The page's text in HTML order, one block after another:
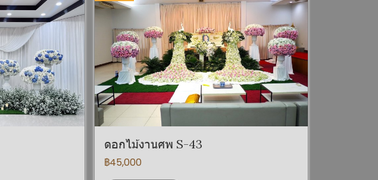
ดอกไม้งานศพ S-43
฿45,000